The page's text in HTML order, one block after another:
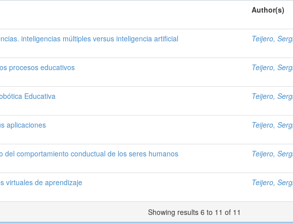
Author(s)
inteligencias múltiples versus inteligencia artificial Teijero,
procesos educativos Teijero,
Educativa Teijero,
aplicaciones Teijero,
del comportamiento conductual de los seres humanos Teijero,
virtuales de aprendizaje Teijero,
Showing results 6 to 11 of 11